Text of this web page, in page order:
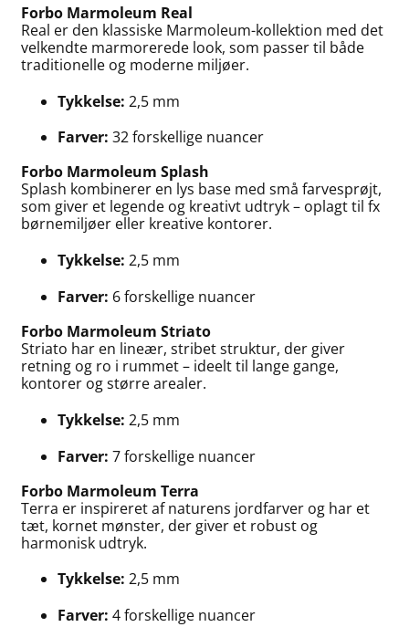
Forbo Marmoleum Real
Real er den klassiske Marmoleum-kollektion med det
velkendte marmorerede look, som passer til både
traditionelle og moderne miljøer.
Tykkelse: 2,5 mm
Farver: 32 forskellige nuancer
Forbo Marmoleum Splash
Splash kombinerer en lys base med små farvesprøjt,
som giver et legende og kreativt udtryk – oplagt til fx
børnemiljøer eller kreative kontorer.
Tykkelse: 2,5 mm
Farver: 6 forskellige nuancer
Forbo Marmoleum Striato
Striato har en lineær, stribet struktur, der giver
retning og ro i rummet – ideelt til lange gange,
kontorer og større arealer.
Tykkelse: 2,5 mm
Farver: 7 forskellige nuancer
Forbo Marmoleum Terra
Terra er inspireret af naturens jordfarver og har et
tæt, kornet mønster, der giver et robust og
harmonisk udtryk.
Tykkelse: 2,5 mm
Farver: 4 forskellige nuancer